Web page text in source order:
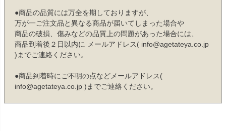
●商品の品質には万全を期しておりますが、
万が一ご注文品と異なる商品が届いてしまった場合や
商品の破損、傷みなどの品質上の問題があった場合には、
商品到着後２日以内に メールアドレス( info@agetateya.co.jp
)までご連絡ください。
●商品到着時にご不明の点などメールアドレス(
info@agetateya.co.jp )までご連絡ください。